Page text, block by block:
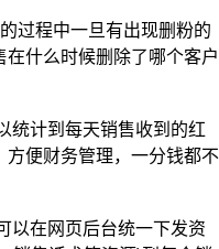
程中一旦有出现删粉的
什么时候删除了哪个客户
计到每天销售收到的红
便财务管理，一分钱都不
在网页后台统一下发资